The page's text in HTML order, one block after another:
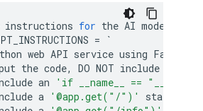
instructions for the AI model
=
`
web API service using FastAPI
the code, DO NOT include
an
'if __name__ ==
a '@app.get("/")'
statement